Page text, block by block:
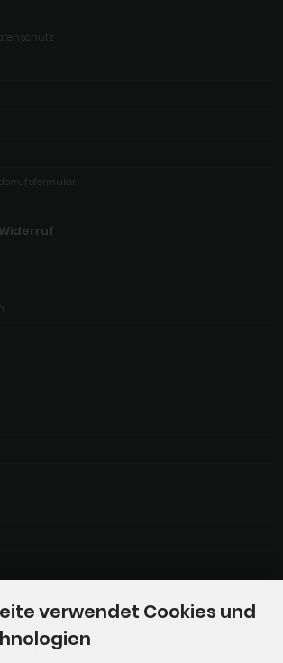
verwendet Cookies und